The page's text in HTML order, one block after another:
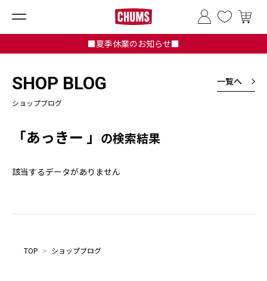
■夏季休業のお知らせ■
SHOP BLOG
ショップブログ
一覧へ
「あっきー 」 の検索結果
該当するデータがありません
TOP > ショップブログ